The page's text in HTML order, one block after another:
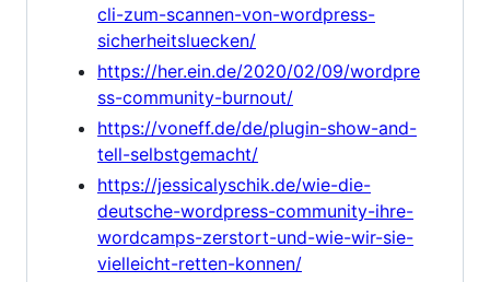
cli-zum-scannen-von-wordpress-
sicherheitsluecken/
https://her.ein.de/2020/02/09/wordpre
ss-community-burnout/
https://voneff.de/de/plugin-show-and-
tell-selbstgemacht/
https://jessicalyschik.de/wie-die-
deutsche-wordpress-community-ihre-
wordcamps-zerstort-und-wie-wir-sie-
vielleicht-retten-konnen/